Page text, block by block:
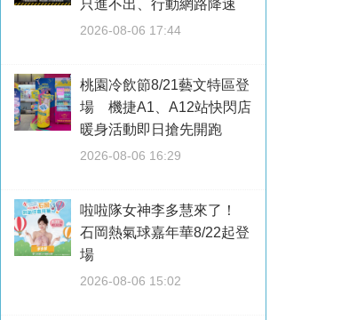
只進不出、行動網路降速
2026-08-06 17:44
桃園冷飲節8/21藝文特區登
場 機捷A1、A12站快閃店
暖身活動即日搶先開跑
2026-08-06 16:29
啦啦隊女神李多慧來了！
石岡熱氣球嘉年華8/22起登
場
2026-08-06 15:02